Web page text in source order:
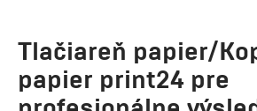
Tlačiareň papier/
papier print24 pre